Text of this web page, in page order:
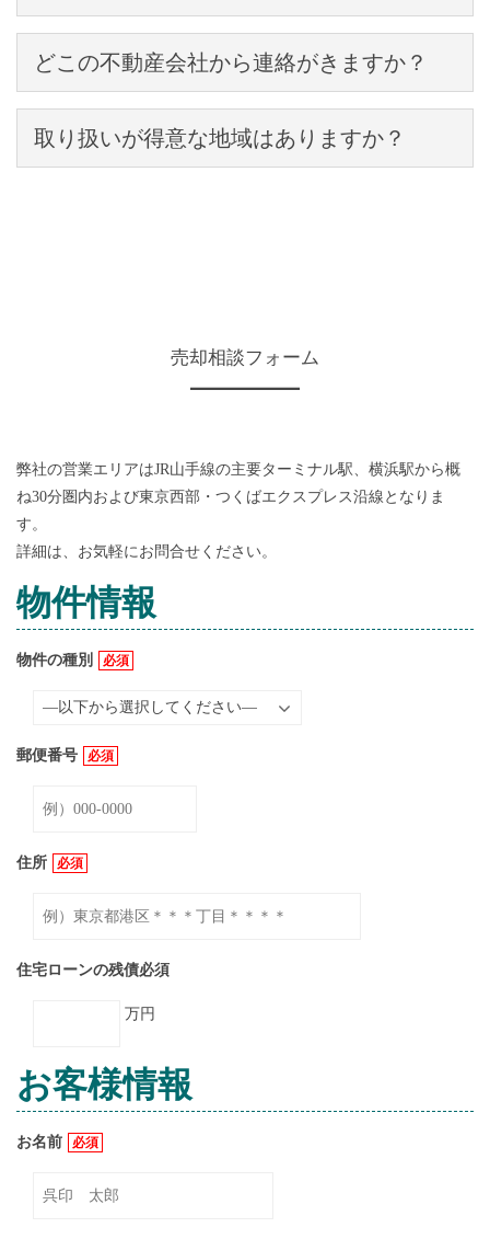
確にご案内させていただきます。
売却活動にともなう広告には、物件の詳細な番地やマンションの
部屋番号までは表示されません。
なるべく人に知られないように売却したい場合は、あらかじめス
どこの不動産会社から連絡がきますか？
クレインハウスから直接ご連絡いたします。
クレインハウスにいただいたお問い合わせは、最初から最後まで
クレインハウスの担当スタッフが対応させていただきます。
取り扱いが得意な地域はありますか？
売却相談フォーム
弊社の営業エリアはJR山手線の主要ターミナル駅、横浜駅から概
ね30分圏内および東京西部・つくばエクスプレス沿線となりま
す。
詳細は、お気軽にお問合せください。
物件情報
物件の種別 必須
郵便番号 必須
住所 必須
住宅ローンの残債必須
万円
お客様情報
お名前 必須